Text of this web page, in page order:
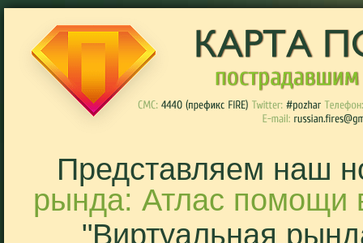
Представляем наш
рында: Атлас помощи
"Виртуальная